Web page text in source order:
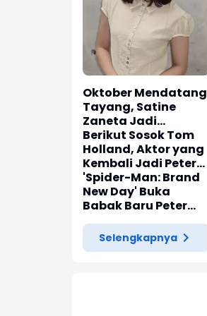
Oktober Mendatang
Tayang, Satine
Zaneta Jadi
Pemeran Utama Film
Siti Si Vampir
Berikut Sosok Tom
Holland, Aktor yang
Kembali Jadi Peter
Parker di 'Spider-
Man: Brand New Day'
'Spider-Man: Brand
New Day' Buka
Babak Baru Peter
Parker di Marvel
Cinematic Universe
Selengkapnya